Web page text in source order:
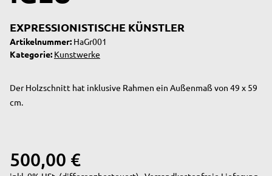
EXPRESSIONISTISCHE KÜNSTLER
Artikelnummer: HaGr001
Kategorie: Kunstwerke
Der Holzschnitt hat inklusive Rahmen ein Außenmaß von 49 x 59
cm.
500,00 €